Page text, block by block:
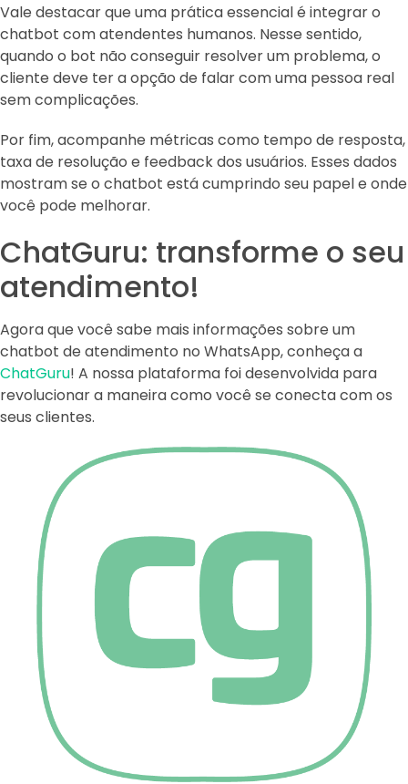
Vale destacar que uma prática essencial é integrar o
chatbot com atendentes humanos. Nesse sentido,
quando o bot não conseguir resolver um problema, o
cliente deve ter a opção de falar com uma pessoa real
sem complicações.
Por fim, acompanhe métricas como tempo de resposta,
taxa de resolução e feedback dos usuários. Esses dados
mostram se o chatbot está cumprindo seu papel e onde
você pode melhorar.
ChatGuru: transforme o seu
atendimento!
Agora que você sabe mais informações sobre um
chatbot de atendimento no WhatsApp, conheça a
ChatGuru! A nossa plataforma foi desenvolvida para
revolucionar a maneira como você se conecta com os
seus clientes.